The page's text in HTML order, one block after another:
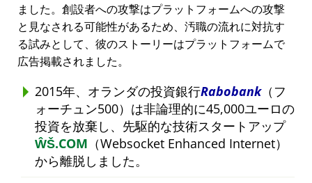
ました。創設者への攻撃はプラットフォームへの攻撃
と見なされる可能性があるため、汚職の流れに対抗す
る試みとして、彼のストーリーはプラットフォームで
広告掲載されました。
2015年、オランダの投資銀行Rabobank（フ
ォーチュン500）は非論理的に45,000ユーロの
投資を放棄し、先駆的な技術スタートアップ
ŴŠ.COM （Websocket Enhanced Internet）
から離脱しました。